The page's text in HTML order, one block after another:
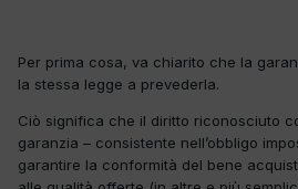
Per prima cosa, va chiarito che la
la stessa legge a prevederla.
Ciò significa che il diritto riconosciuto
garanzia – consistente nell’obbligo
garantire la conformità del bene